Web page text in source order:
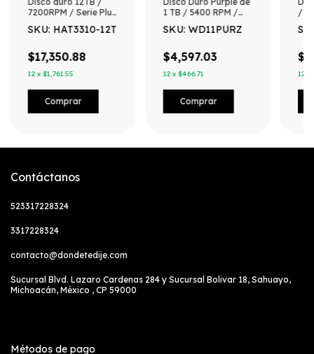
7200RPM / Serie Plus
Especializados para
SKU: HAT3310-12T
$17,350.88
12 x$1,761.55
1 TB / 5400 RPM /
Soluciones de
Uso 24-7 / 3 Años de
Garantia
SKU: WD11PURZ
$4,597.03
12 x$466.71
/
12
Contáctanos
523317228324
3317228324
contacto@dondetedije.com
Sucursal Blvd. Lazaro Cardenas 284 y Sucursal Bolivar 18, Sahuayo,
Michoacán, México , CP 59000
Métodos de pago